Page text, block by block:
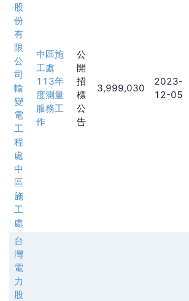
股
份
有
限
公
司
輸
變
電
工
程
處
中
區
施
工
處
中區施
工處
113年
度測量
服務工
作
公
開
招
標
公
告
3,999,030
2023-
12-05
台
灣
電
力
股